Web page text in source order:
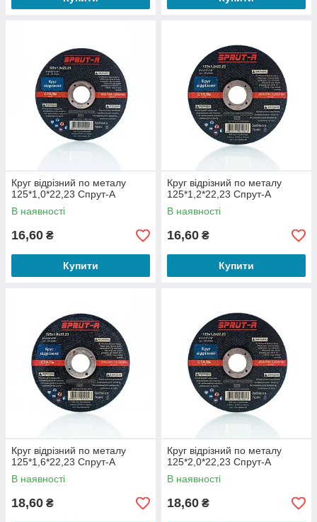
Круг відрізний по металу
125*1,0*22,23 Спрут-А
В наявності
16,60 ₴
Купити
Круг відрізний по металу
125*1,2*22,23 Спрут-А
В наявності
16,60 ₴
Купити
Круг відрізний по металу
125*1,6*22,23 Спрут-А
В наявності
18,60 ₴
Круг відрізний по металу
125*2,0*22,23 Спрут-А
В наявності
18,60 ₴